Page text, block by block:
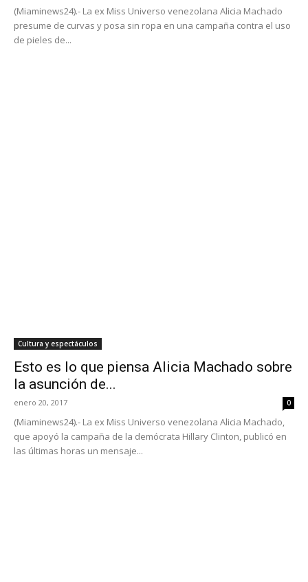
(Miaminews24).- La ex Miss Universo venezolana Alicia Machado
presume de curvas y posa sin ropa en una campaña contra el uso
de pieles de...
Cultura y espectáculos
Esto es lo que piensa Alicia Machado sobre
la asunción de...
enero 20, 2017 0
(Miaminews24).- La ex Miss Universo venezolana Alicia Machado,
que apoyó la campaña de la demócrata Hillary Clinton, publicó en
las últimas horas un mensaje...